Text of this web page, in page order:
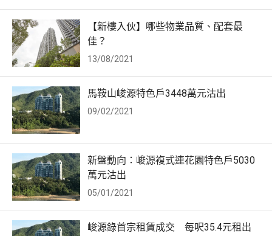
【新樓入伙】哪些物業品質、配套最
佳？
13/08/2021
馬鞍山峻源特色戶3448萬元沽出
09/02/2021
新盤動向：峻源複式連花園特色戶5030
萬元沽出
05/01/2021
峻源錄首宗租賃成交 每呎35.4元租出